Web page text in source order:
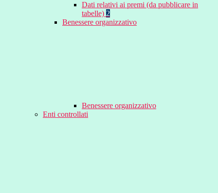
Dati relativi ai premi (da pubblicare in
tabelle) 2
Benessere organizzativo
Benessere organizzativo
Enti controllati